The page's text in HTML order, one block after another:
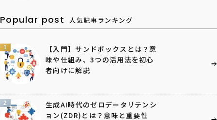
Popular post 人気記事ランキング
1
【入門】サンドボックスとは？意
味や仕組み、3つの活用法を初心
者向けに解説
2
生成AI時代のゼロデータリテンシ
ョン(ZDR)とは？意味と重要性